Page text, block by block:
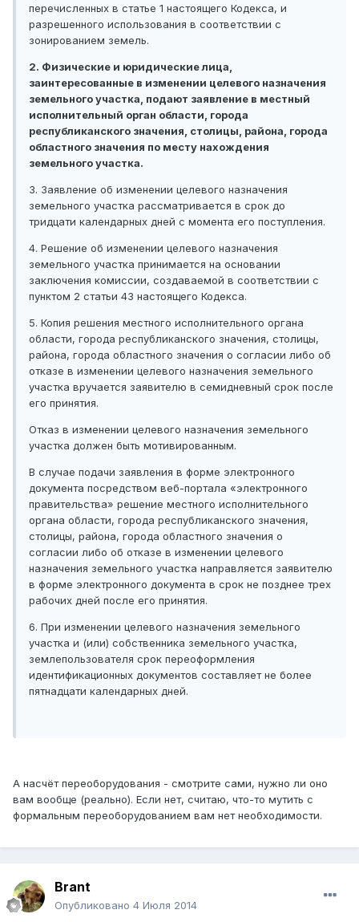
перечисленных в статье 1 настоящего Кодекса, и
разрешенного использования в соответствии с
зонированием земель.
2. Физические и юридические лица,
заинтересованные в изменении целевого назначения
земельного участка, подают заявление в местный
исполнительный орган области, города
республиканского значения, столицы, района, города
областного значения по месту нахождения
земельного участка.
3. Заявление об изменении целевого назначения
земельного участка рассматривается в срок до
тридцати календарных дней с момента его поступления.
4. Решение об изменении целевого назначения
земельного участка принимается на основании
заключения комиссии, создаваемой в соответствии с
пунктом 2 статьи 43 настоящего Кодекса.
5. Копия решения местного исполнительного органа
области, города республиканского значения, столицы,
района, города областного значения о согласии либо об
отказе в изменении целевого назначения земельного
участка вручается заявителю в семидневный срок после
его принятия.
Отказ в изменении целевого назначения земельного
участка должен быть мотивированным.
В случае подачи заявления в форме электронного
документа посредством веб-портала «электронного
правительства» решение местного исполнительного
органа области, города республиканского значения,
столицы, района, города областного значения о
согласии либо об отказе в изменении целевого
назначения земельного участка направляется заявителю
в форме электронного документа в срок не позднее трех
рабочих дней после его принятия.
6. При изменении целевого назначения земельного
участка и (или) собственника земельного участка,
землепользователя срок переоформления
идентификационных документов составляет не более
пятнадцати календарных дней.
А насчёт переоборудования - смотрите сами, нужно ли оно
вам вообще (реально). Если нет, считаю, что-то мутить с
формальным переоборудованием вам нет необходимости.
Brant
Опубликовано 4 Июля 2014